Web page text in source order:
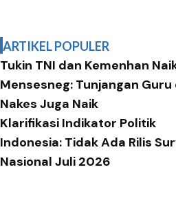
ARTIKEL POPULER
Tukin TNI dan Kemenhan
Mensesneg: Tunjangan Guru
Nakes Juga Naik
Klarifikasi Indikator Politik
Indonesia: Tidak Ada Rilis
Nasional Juli 2026